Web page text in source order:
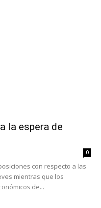
la espera de
0
con respecto a las
mientras que los
de...